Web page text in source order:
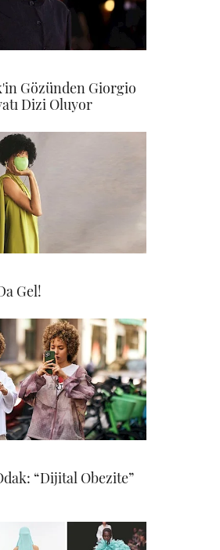
Gözünden Giorgio
Dizi Oluyor
Gel!
“Dijital Obezite”